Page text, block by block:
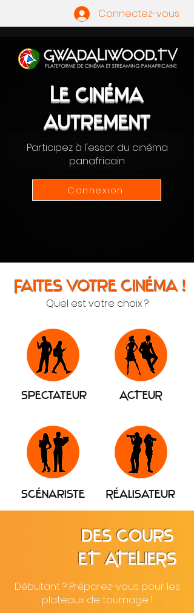
Connectez-vous
Le Cinéma
autrement
Participez à l'essor du cinéma
panafricain
Connexion
Faites votre cinéma !
Quel est votre choix ?
Spectateur ACTEUR
Scénariste Réalisateur
Des cours
eT ATELIERS
Débutant ? Préparez-vous pour les
plateaux de tournage !